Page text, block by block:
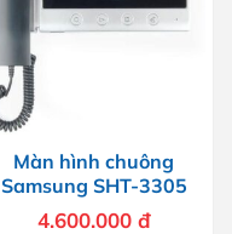
Màn hình chuông
Samsung SHT-3305
4.600.000 đ